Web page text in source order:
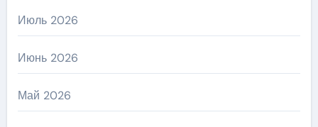
Июль 2026
Июнь 2026
Май 2026